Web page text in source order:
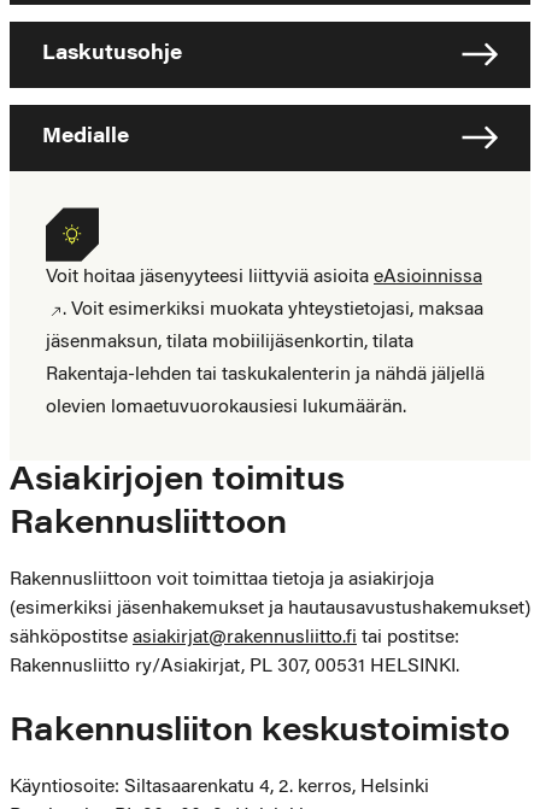
Laskutusohje
Medialle
Asiointi
eAsioinnissa
Voit hoitaa jäsenyyteesi liittyviä asioita eAsioinnissa
. Voit esimerkiksi muokata yhteystietojasi, maksaa
jäsenmaksun, tilata mobiilijäsenkortin, tilata
Rakentaja-lehden tai taskukalenterin ja nähdä jäljellä
olevien lomaetuvuorokausiesi lukumäärän.
Asiakirjojen toimitus
Rakennusliittoon
Rakennusliittoon voit toimittaa tietoja ja asiakirjoja
(esimerkiksi jäsenhakemukset ja hautausavustushakemukset)
sähköpostitse asiakirjat@rakennusliitto.fi tai postitse:
Rakennusliitto ry/Asiakirjat, PL 307, 00531 HELSINKI.
Rakennusliiton keskustoimisto
Käyntiosoite: Siltasaarenkatu 4, 2. kerros, Helsinki